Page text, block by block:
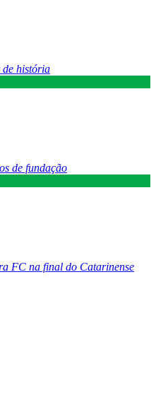
de história
de fundação
FC na final do Catarinense